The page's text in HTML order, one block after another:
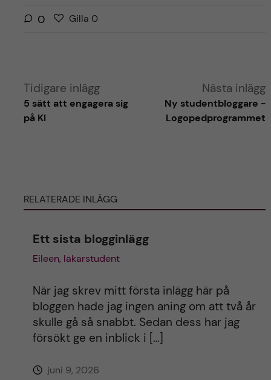
0
G
a
e
t
Gilla 0g
r
i
e
t
Tidigare inlägg
5 sätt att engagera sig
på KI
Nästa inlägg
Ny studentbloggare -
Logopedprogrammet
RELATERADE INLÄGG
Ett sista blogginlägg
Eileen, läkarstudent
När jag skrev mitt första inlägg här på
bloggen hade jag ingen aning om att två år
skulle gå så snabbt. Sedan dess har jag
försökt ge en inblick i […]
juni 9, 2026